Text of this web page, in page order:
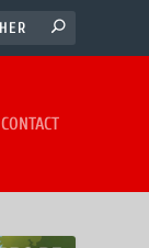
CONTACT